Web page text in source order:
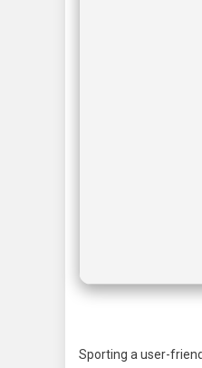
Sporting a user-